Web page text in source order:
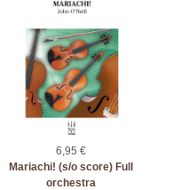
6,95 €
Mariachi! (s/o score) Full
orchestra